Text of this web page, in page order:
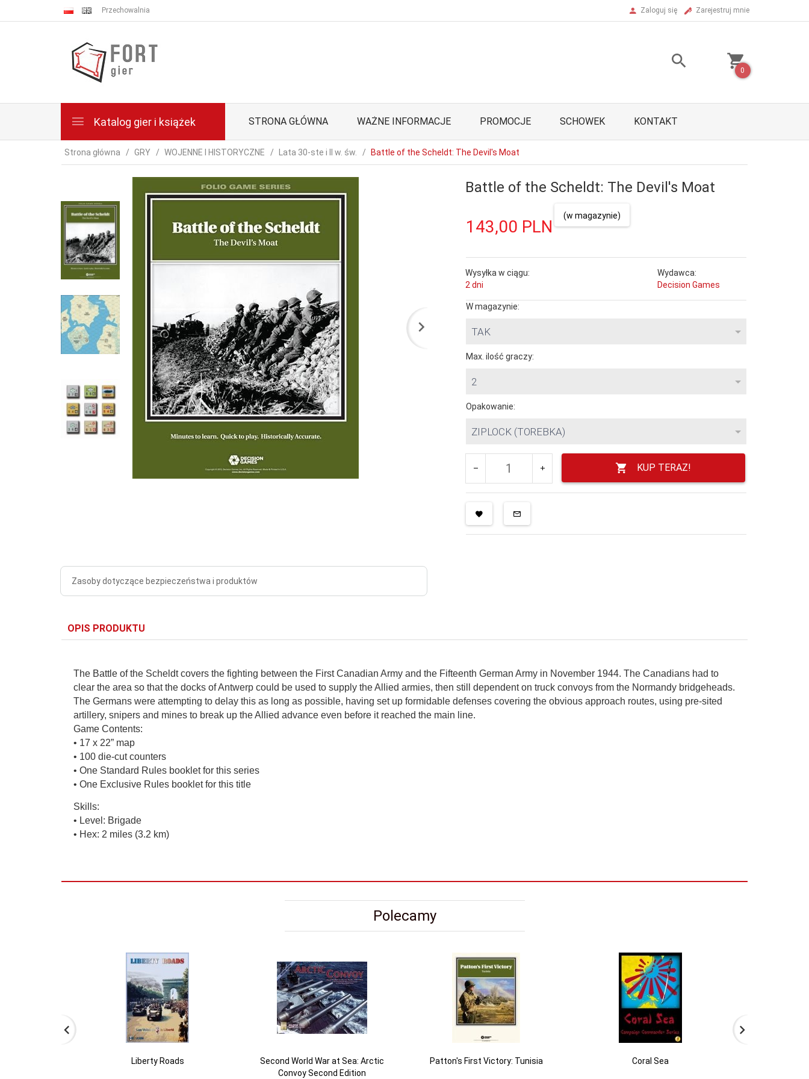
Przechowalnia Zaloguj się Zarejestruj mnie
0
Katalog gier i książek STRONA GŁÓWNA WAŻNE INFORMACJE PROMOCJE SCHOWEK KONTAKT
Strona główna GRY WOJENNE I HISTORYCZNE Lata 30-ste i II w. św. Battle of the Scheldt: The Devil's Moat
Zasoby dotyczące bezpieczeństwa i produktów
Battle of the Scheldt: The Devil's Moat
143,00 PLN
(w magazynie)
Wysyłka w ciągu:
2 dni
Wydawca:
Decision Games
W magazynie:
TAK
Max. ilość graczy:
2
Opakowanie:
ZIPLOCK (TOREBKA)
KUP TERAZ!
OPIS PRODUKTU
The Battle of the Scheldt covers the fighting between the First Canadian Army and the Fifteenth German Army in November 1944. The Canadians had to
clear the area so that the docks of Antwerp could be used to supply the Allied armies, then still dependent on truck convoys from the Normandy bridgeheads.
The Germans were attempting to delay this as long as possible, having set up formidable defenses covering the obvious approach routes, using pre-sited
artillery, snipers and mines to break up the Allied advance even before it reached the main line.
Game Contents:
• 17 x 22” map
• 100 die-cut counters
• One Standard Rules booklet for this series
• One Exclusive Rules booklet for this title
Skills:
• Level: Brigade
• Hex: 2 miles (3.2 km)
Polecamy
Liberty Roads
Second World War at Sea: Arctic
Convoy Second Edition
Patton's First Victory: Tunisia Coral Sea